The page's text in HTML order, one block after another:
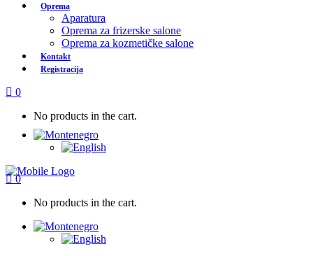
Oprema
Aparatura
Oprema za frizerske salone
Oprema za kozmetičke salone
Kontakt
Registracija
0
No products in the cart.
0
No products in the cart.